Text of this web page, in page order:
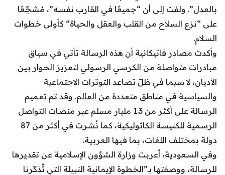
بالعدل”. ولفت إلى أن “جميعًا في القارب نفسه”، مُشجّعًا
على “نزع السلاح من القلب والعقل والحياة” كأولى خطوات
السلام.
وأكدت مصادر فاتيكانية أن هذه الرسالة تأتي في سياق
مبادرات متواصلة من الكرسي الرسولي لتعزيز الحوار بين
الأديان، لا سيما في ظلّ تصاعد التوترات الاجتماعية
والسياسية في مناطق متعددة من العالم. وقد تم تعميم
الرسالة على أكثر من 1.3 مليار مسلم عبر منصات التواصل
الرسمية للكنيسة الكاثوليكية، كما نُشرت في أكثر من 87
دولة بمختلف اللغات، بما فيها العربية.
وفي السعودية، أعربت وزارة الشؤون الإسلامية عن تقديرها
للرسالة، ووصفتها بـ”الخطوة الإيمانية النبيلة التي تُذكّرنا